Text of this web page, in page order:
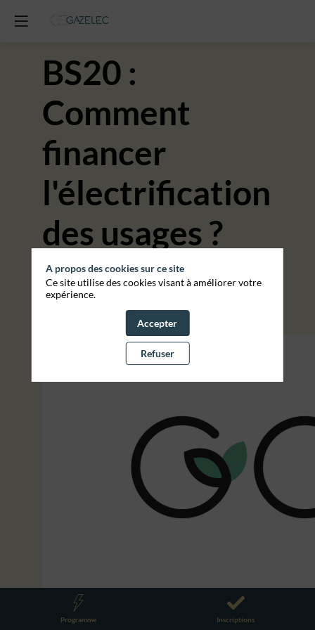
BS20 :
Comment
financer
l'électrification
des usages ?
13 oct. 2026—14:40-15:10
Amazone
RÉSERVÉE AUX ACHETEURS CONSOMMATEURS
Programme Inscriptions
A propos des cookies sur ce site
Ce site utilise des cookies visant à améliorer votre
expérience.
Accepter
Refuser